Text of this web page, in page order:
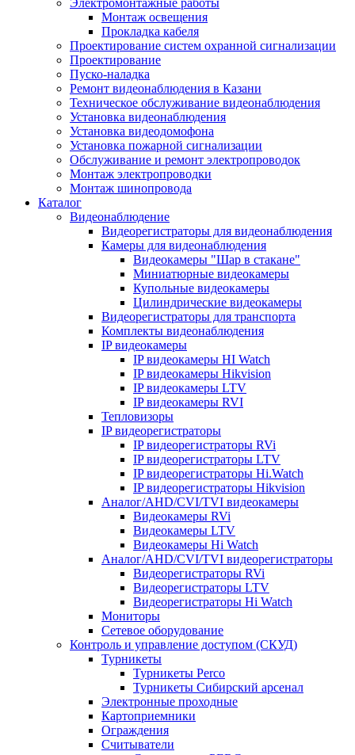
Электромонтажные работы
Монтаж освещения
Прокладка кабеля
Проектирование систем охранной сигнализации
Проектирование
Пуско-наладка
Ремонт видеонаблюдения в Казани
Техническое обслуживание видеонаблюдения
Установка видеонаблюдения
Установка видеодомофона
Установка пожарной сигнализации
Обслуживание и ремонт электропроводок
Монтаж электропроводки
Монтаж шинопровода
Каталог
Видеонаблюдение
Видеорегистраторы для видеонаблюдения
Камеры для видеонаблюдения
Видеокамеры "Шар в стакане"
Миниатюрные видеокамеры
Купольные видеокамеры
Цилиндрические видеокамеры
Видеорегистраторы для транспорта
Комплекты видеонаблюдения
IP видеокамеры
IP видеокамеры HI Watch
IP видеокамеры Hikvision
IP видеокамеры LTV
IP видеокамеры RVI
Тепловизоры
IP видеорегистраторы
IP видеорегистраторы RVi
IP видеорегистраторы LTV
IP видеорегистраторы Hi.Watch
IP видеорегистраторы Hikvision
Аналог/AHD/CVI/TVI видеокамеры
Видеокамеры RVi
Видеокамеры LTV
Видеокамеры Hi Watch
Аналог/AHD/CVI/TVI видеорегистраторы
Видеорегистраторы RVi
Видеорегистраторы LTV
Видеорегистраторы Hi Watch
Мониторы
Сетевое оборудование
Контроль и управление доступом (СКУД)
Турникеты
Турникеты Perco
Турникеты Сибирский арсенал
Электронные проходные
Картоприемники
Ограждения
Считыватели